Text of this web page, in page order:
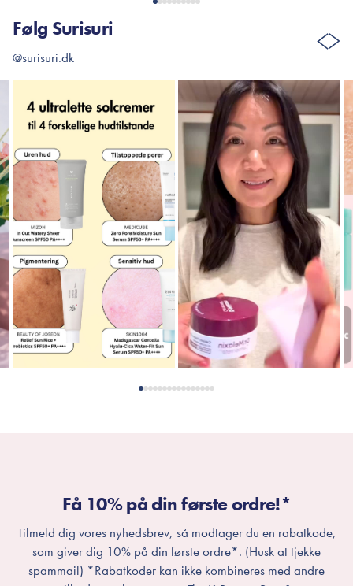
Følg Surisuri
@surisuri.dk
Få 10% på din første ordre!*
Tilmeld dig vores nyhedsbrev, så modtager du en rabatkode,
som giver dig 10% på din første ordre*. (Husk at tjekke
spammail) *Rabatkoder kan ikke kombineres med andre